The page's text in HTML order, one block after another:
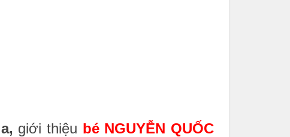
giới thiệu bé NGUYỄN QUỐC